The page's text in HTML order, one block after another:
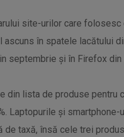
site-urilor care folosesc
în spatele lacătului
septembrie și în Firefox
din lista de produse pentru
Laptopurile și smartphone-
taxă, însă cele trei